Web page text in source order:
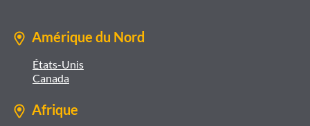
Amérique du Nord
États-Unis
Canada
Afrique